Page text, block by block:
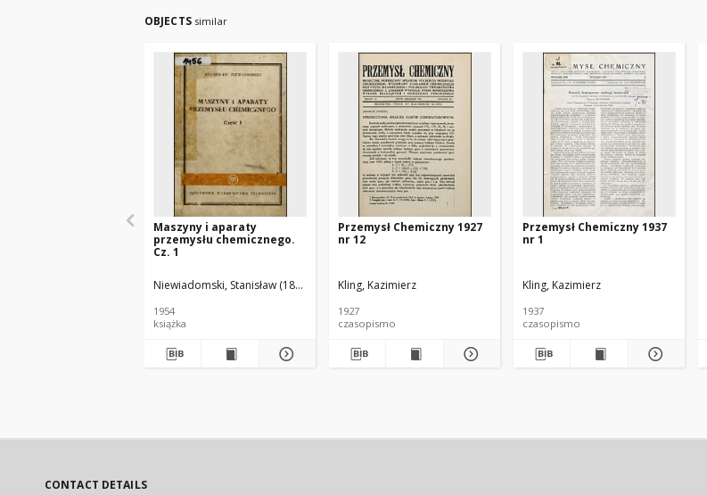
OBJECTS similar
Maszyny i aparaty
przemysłu chemicznego.
Cz. 1
Niewiadomski, Stanisław (1895-1966).
1954
książka
Przemysł Chemiczny 1927
nr 12
Kling, Kazimierz
1927
czasopismo
Przemysł Chemiczny 1937
nr 1
Kling, Kazimierz
1937
czasopismo
CONTACT DETAILS